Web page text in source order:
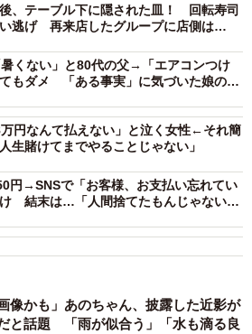
2/3
出ています（yuyuさんthreadsより）
たくなりますよね」「絶対つら
感と同情の声とともに「これされ
行きました…」「私は女性に髪の
自分が座ってる列の隣の列でこれ
な目にあった＆見かけたというコ
した。
、テーブル下に隠された皿！ 回転寿司
い逃げ 再来店したグループに店側は…
くない」と80代の父→「エアコンつけ
もダメ 「ある事実」に気づいた娘の熱
円なんて払えない」と泣く女性←それ簡
生賭けてまでやることじゃない」
円→SNSで「お客様、お支払い忘れてい
け 結末は…「人間捨てたもんじゃない」
像かも」あのちゃん、披露した近影が
と話題 「雨が似合う」「水も滴る良